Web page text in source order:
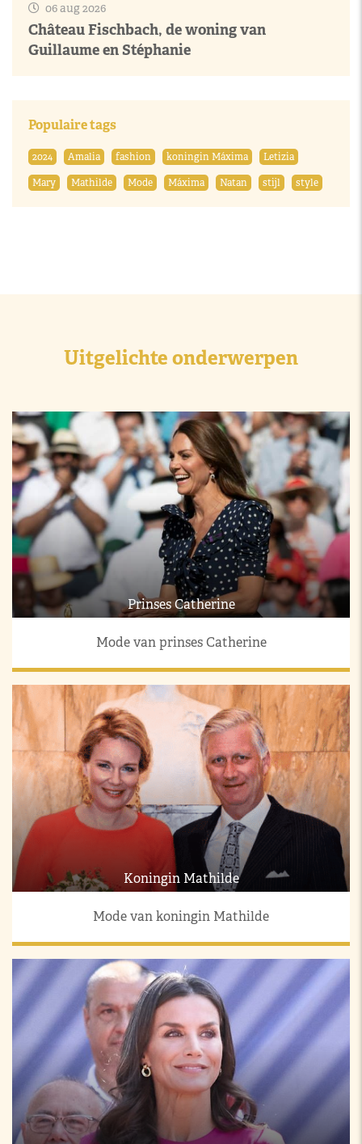
06 aug 2026
Château Fischbach, de woning van
Guillaume en Stéphanie
Populaire tags
2024 Amalia fashion koningin Máxima
Letizia
Mary
Mathilde Mode Máxima Natan stijl style
Uitgelichte onderwerpen
Prinses Catherine
Mode van prinses Catherine
Koningin Mathilde
Mode van koningin Mathilde